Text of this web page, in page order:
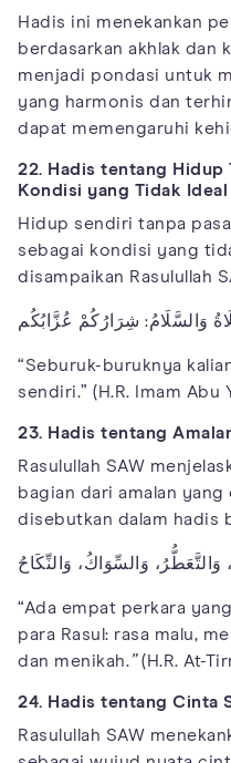
Hadis ini menekankan
berdasarkan akhlak dan
menjadi pondasi untuk
yang harmonis dan
dapat memengaruhi
22. Hadis tentang Hidup
Kondisi yang Tidak Ideal
Hidup sendiri tanpa
sebagai kondisi yang
disampaikan Rasulullah
وَالسَّلَامُ: شِرَارُكُمْ عُزَّابُكُم
“Seburuk-buruknya
sendiri.” (H.R. Imam Abu
23. Hadis tentang
Rasulullah SAW
bagian dari amalan
disebutkan dalam hadis
وَالتَّعَطُّرُ، وَالسِّوَاكُ، وَالنِّكَاحُ
“Ada empat perkara
para Rasul: rasa malu,
dan menikah.”(H.R. At-
24. Hadis tentang Cinta
Rasulullah SAW